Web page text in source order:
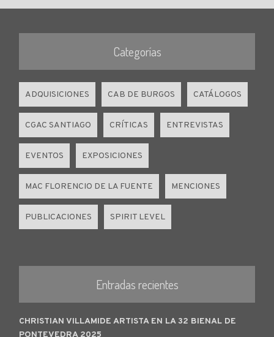
Categorías
ADQUISICIONES CAB DE BURGOS CATÁLOGOS
CGAC SANTIAGO CRÍTICAS ENTREVISTAS
EVENTOS EXPOSICIONES
MAC FLORENCIO DE LA FUENTE MENCIONES
PUBLICACIONES SPIRIT LEVEL
Entradas recientes
CHRISTIAN VILLAMIDE ARTISTA EN LA 32 BIENAL DE
PONTEVEDRA 2025